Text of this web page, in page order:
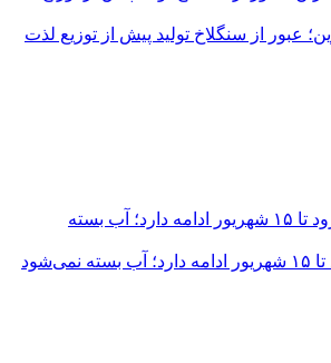
عبور از سنگلاخ تولید پیش از توزیع لذت